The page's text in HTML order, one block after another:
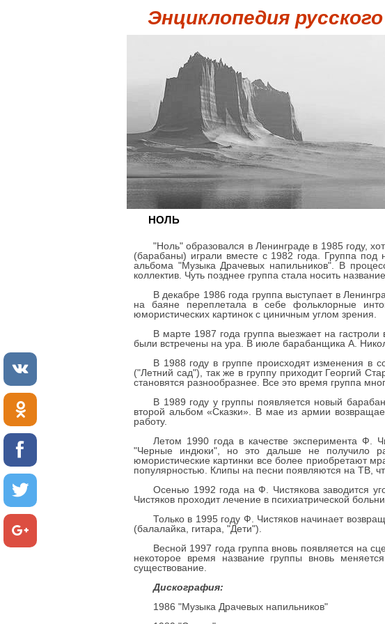
Энциклопедия
НОЛЬ
"Ноль" образовался в Ленинграде в 1985 году,
(барабаны) играли вместе с 1982 года. Группа под
альбома "Музыка Драчевых напильников". В
коллектив. Чуть позднее группа стала носить
В декабре 1986 года группа выступает в
на баяне переплетала в себе фольклорные
юмористических картинок с циничным углом зрения.
В марте 1987 года группа выезжает на
были встречены на ура. В июле барабанщика А.
В 1988 году в группе происходят изменения в
("Летний сад"), так же в группу приходит Георгий
становятся разнообразнее. Все это время группа
В 1989 году у группы появляется новый
второй альбом «Сказки». В мае из армии
работу.
Летом 1990 года в качестве эксперимента Ф.
"Черные индюки", но это дальше не получило
юмористические картинки все более приобретают
популярностью. Клипы на песни появляются на ТВ,
Осенью 1992 года на Ф. Чистякова заводится
Чистяков проходит лечение в психиатрической
Только в 1995 году Ф. Чистяков начинает
(балалайка, гитара, "Дети").
Весной 1997 года группа вновь появляется на
некоторое время название группы вновь
существование.
Дискография:
1986 "Музыка Драчевых напильников"